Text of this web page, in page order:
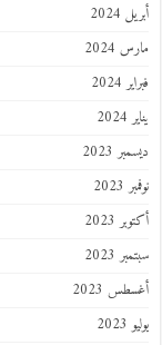
أبريل 2024
مارس 2024
فبراير 2024
يناير 2024
ديسمبر 2023
نوفمبر 2023
أكتوبر 2023
سبتمبر 2023
أغسطس 2023
يوليو 2023